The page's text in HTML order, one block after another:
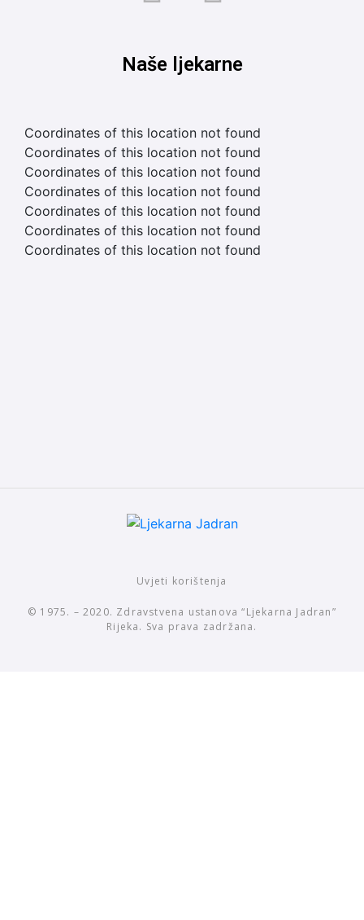
Naše ljekarne
Coordinates of this location not found
Coordinates of this location not found
Coordinates of this location not found
Coordinates of this location not found
Coordinates of this location not found
Coordinates of this location not found
Coordinates of this location not found
Uvjeti korištenja
© 1975. – 2020. Zdravstvena ustanova “Ljekarna Jadran”
Rijeka. Sva prava zadržana.